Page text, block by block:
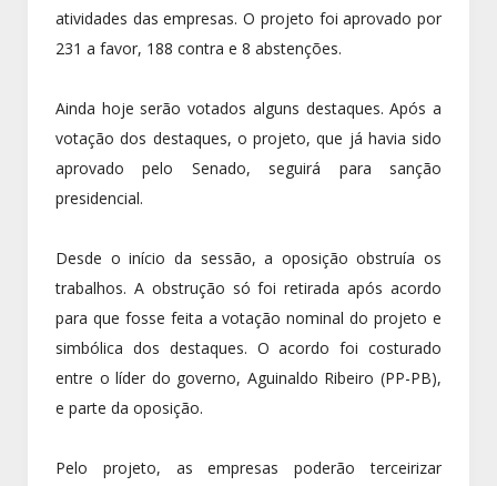
atividades das empresas. O projeto foi aprovado por
231 a favor, 188 contra e 8 abstenções.
Ainda hoje serão votados alguns destaques. Após a
votação dos destaques, o projeto, que já havia sido
aprovado pelo Senado, seguirá para sanção
presidencial.
Desde o início da sessão, a oposição obstruía os
trabalhos. A obstrução só foi retirada após acordo
para que fosse feita a votação nominal do projeto e
simbólica dos destaques. O acordo foi costurado
entre o líder do governo, Aguinaldo Ribeiro (PP-PB),
e parte da oposição.
Pelo projeto, as empresas poderão terceirizar